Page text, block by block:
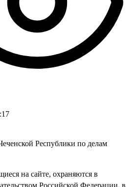
Республики по делам
на сайте, охраняются в
Российской Федерации, в